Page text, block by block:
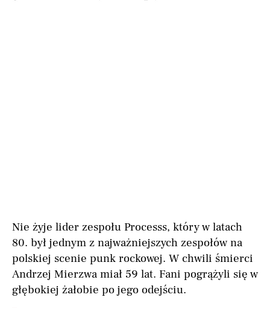
Nie żyje lider zespołu Processs, który w latach
80. był jednym z najważniejszych zespołów na
polskiej scenie punk rockowej. W chwili śmierci
Andrzej Mierzwa miał 59 lat. Fani pogrążyli się w
głębokiej żałobie po jego odejściu.